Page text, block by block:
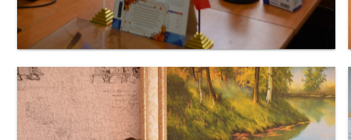
Publice
Transparență
Comanda
de Stat